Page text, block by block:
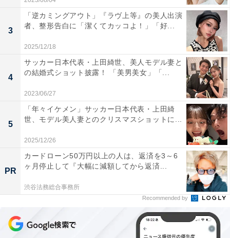
3
「逆カミングアウト」『ラヴ上等』の美人出演
者、整形告白に「潔くてカッコよ！」「好...
2025/12/18
4
サッカー日本代表・上田綺世、美人モデル妻と
の結婚式ショット披露！ 「美男美女」「...
2023/06/27
5
「年々イケメン」サッカー日本代表・上田綺
世、モデル美人妻とのクリスマスショットに...
2025/12/26
PR
カードローン50万円以上の人は、返済を3～6
ヶ月停止して『大幅に減額してから返済...
渋谷法務総合事務所
Recommended by